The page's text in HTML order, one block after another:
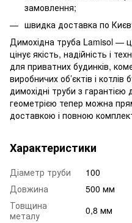
замовлення;
швидка доставка по
Димохідна труба Lamisol —
цінує якість, надійність і
для приватних будинків,
виробничих об’єктів і
димохідні труби з гарантією
геометрією тепер можна
доставкою і повною
Характеристики
Діаметр труби
100
Довжина
500 мм
Товщина
металу
0,8 мм